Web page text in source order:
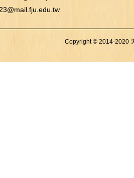
Copyright © 2014-2020